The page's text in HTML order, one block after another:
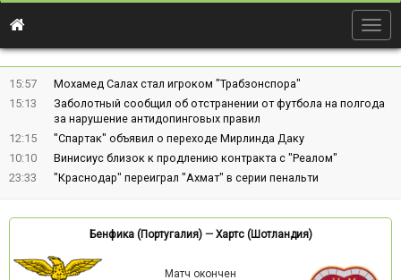
15:57
Мохамед Салах стал игроком "Трабзонспора"
15:13
Заболотный сообщил об отстранении от футбола на полгода
за нарушение антидопинговых правил
12:15
"Спартак" объявил о переходе Мирлинда Даку
10:10
Винисиус близок к продлению контракта с "Реалом"
23:33
"Краснодар" переиграл "Ахмат" в серии пенальти
Бенфика (Португалия)— Хартс (Шотландия)
Матч окончен